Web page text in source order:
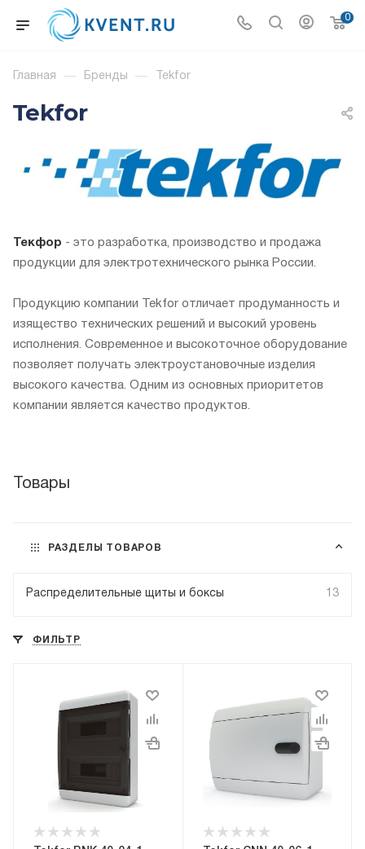
0
Главная — Бренды — Tekfor
Tekfor
Текфор - это разработка, производство и продажа
продукции для электротехнического рынка России.
Продукцию компании Tekfor отличает продуманность и
изящество технических решений и высокий уровень
исполнения. Современное и высокоточное оборудование
позволяет получать электроустановочные изделия
высокого качества. Одним из основных приоритетов
компании является качество продуктов.
Товары
РАЗДЕЛЫ ТОВАРОВ
Распределительные щиты и боксы 13
ФИЛЬТР